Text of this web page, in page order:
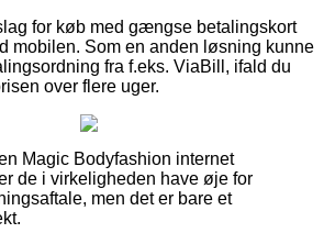
for køb med gængse betalingskort
mobilen. Som en anden løsning kunne
fra f.eks. ViaBill, ifald du
over flere uger.
Magic Bodyfashion internet
de i virkeligheden have øje for
men det er bare et